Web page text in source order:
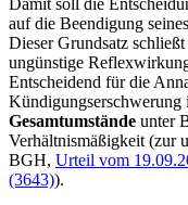
auf die Beendigung
Dieser Grundsatz
ungünstige
Entscheidend für die
Kündigungserschwerung
Gesamtumstände unter
Verhältnismäßigkeit (zur
BGH, Urteil vom
(3643)).